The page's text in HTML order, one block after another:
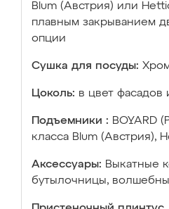
Blum (Австрия) или
плавным закрыванием
опции
Сушка для посуды:
Цоколь: в цвет фасадов
Подъемники : BOYARD
класса Blum (Австрия),
Аксессуары: Выкатные
бутылочницы,